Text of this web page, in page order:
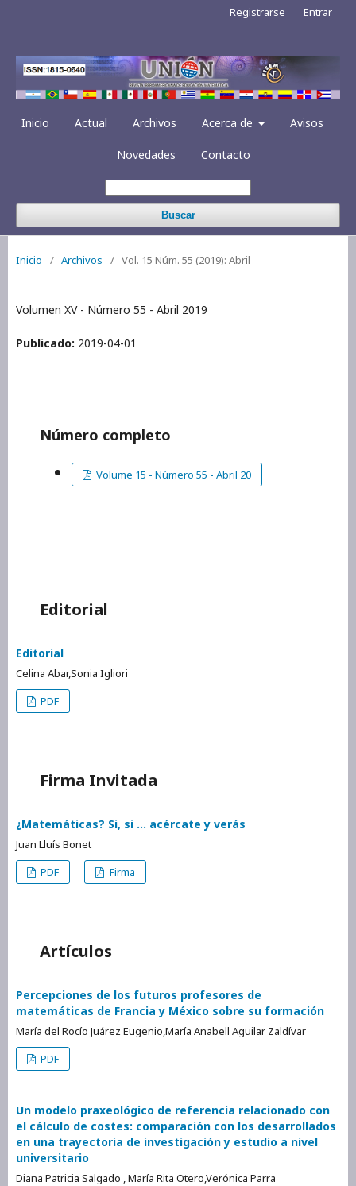
Inicio Actual Archivos Acerca de Avisos
Novedades Contacto
Buscar
Registrarse Entrar
Inicio / Archivos / Vol. 15 Núm. 55 (2019): Abril
Volumen XV - Número 55 - Abril 2019
Publicado: 2019-04-01
Número completo
Volume 15 - Número 55 - Abril 20
Editorial
Editorial
Celina Abar,Sonia Igliori
PDF
Firma Invitada
¿Matemáticas? Si, si … acércate y verás
Juan Lluís Bonet
PDF
Firma
Artículos
Percepciones de los futuros profesores de
matemáticas de Francia y México sobre su formación
María del Rocío Juárez Eugenio,María Anabell Aguilar Zaldívar
PDF
Un modelo praxeológico de referencia relacionado con
el cálculo de costes: comparación con los desarrollados
en una trayectoria de investigación y estudio a nivel
universitario
Diana Patricia Salgado , María Rita Otero,Verónica Parra